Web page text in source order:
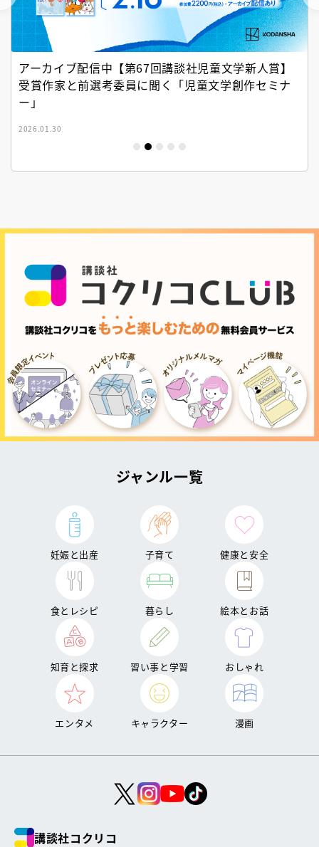
アーカイブ配信中【第67回講談社児童文学新人賞】
受賞作家と前選考委員に聞く「児童文学創作セミナ
ー」
2026.01.30
ジャンル一覧
妊娠と出産 子育て 健康と安全
食とレシピ 暮らし 絵本とお話
知育と探求 習い事と学習 おしゃれ
エンタメ キャラクター 漫画
講談社コクリコ